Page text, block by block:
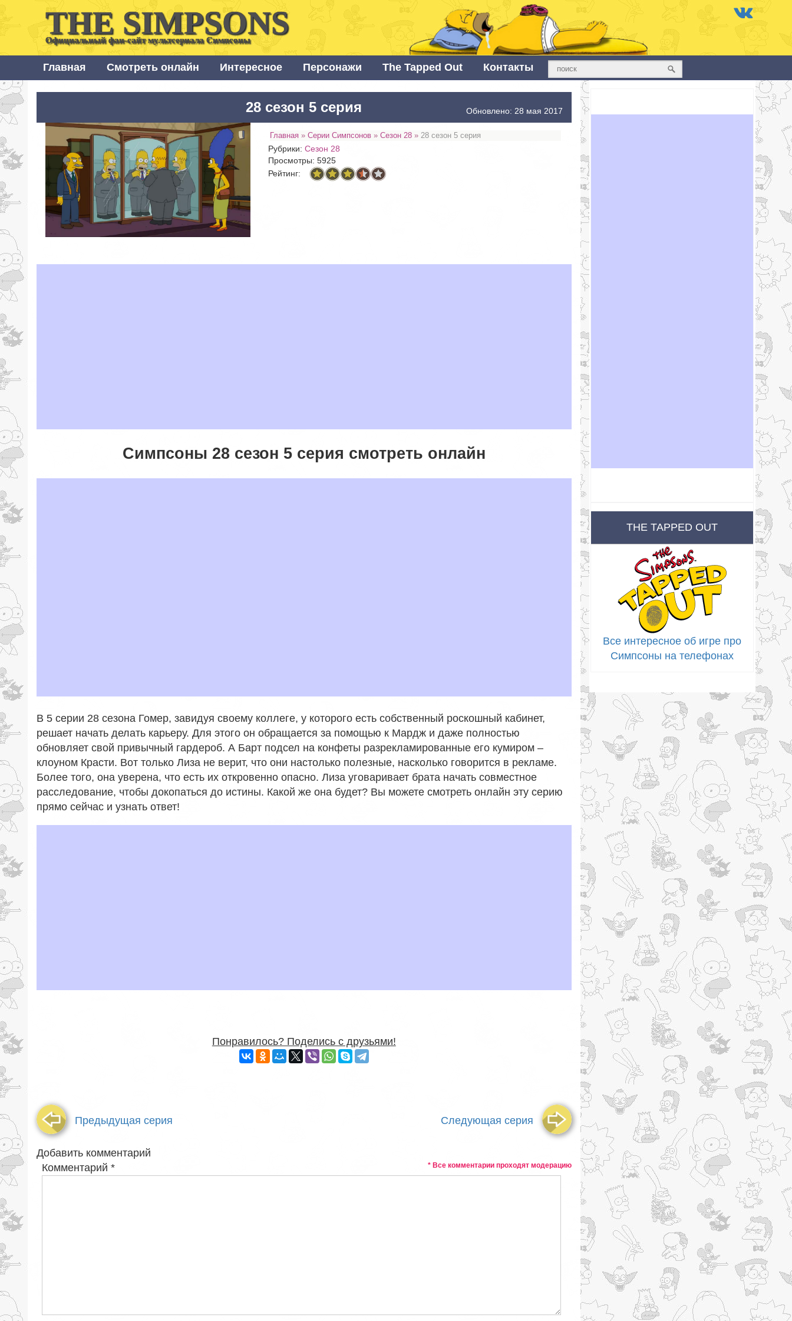
THE SIMPSONS
Официальный фан-сайт мультсериала Симпсоны
Главная Смотреть онлайн Интересное Персонажи The Tapped Out Контакты
28 сезон 5 серия Обновлено: 28 мая 2017
Главная »Серии Симпсонов »Сезон 28 »28 сезон 5 серия
Рубрики:Сезон 28
Просмотры: 5925
Рейтинг:
Симпсоны 28 сезон 5 серия смотреть онлайн
В 5 серии 28 сезона Гомер, завидуя своему коллеге, у которого есть собственный роскошный кабинет,
решает начать делать карьеру. Для этого он обращается за помощью к Мардж и даже полностью
обновляет свой привычный гардероб. А Барт подсел на конфеты разрекламированные его кумиром –
клоуном Красти. Вот только Лиза не верит, что они настолько полезные, насколько говорится в рекламе.
Более того, она уверена, что есть их откровенно опасно. Лиза уговаривает брата начать совместное
расследование, чтобы докопаться до истины. Какой же она будет? Вы можете смотреть онлайн эту серию
прямо сейчас и узнать ответ!
Понравилось? Поделись с друзьями!
Предыдущая серия Следующая серия
Добавить комментарий
* Все комментарии проходят модерацию
Комментарий*
THE TAPPED OUT
Все интересное об игре про
Симпсоны на телефонах